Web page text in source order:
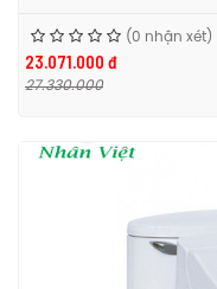
(0 nhận xét)
23.071.000 đ
27.330.000